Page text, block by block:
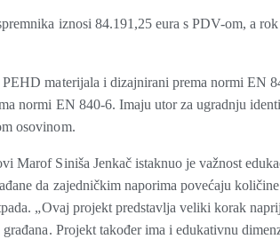
iznosi 84.191,25 eura s PDV-om, a
materijala i dizajnirani prema normi EN
normi EN 840-6. Imaju utor za ugradnju
osovinom.
Marof Siniša Jenkač istaknuo je važnost
da zajedničkim naporima povećaju
„Ovaj projekt predstavlja veliki korak
Projekt također ima i edukativnu